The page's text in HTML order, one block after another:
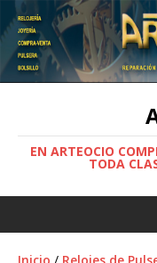
EN ARTEOCIO
TODA
Inicio / Relojes de